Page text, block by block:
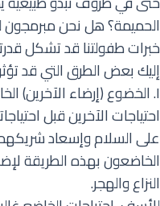
الحميمة؟ هل نحن مبرمجون
خبرات طفولتنا قد تشكل
إليك بعض الطرق التي قد
١. الخضوع (إرضاء
احتياجات الآخرين قبل
على السلام وإسعاد
الخاضعون بهذه الطريقة
النزاع والهجر.